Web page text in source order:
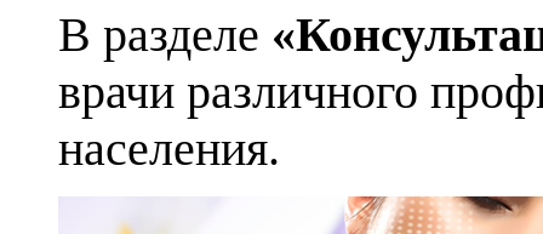
В разделе
врачи различного
населения.